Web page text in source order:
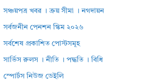
সঞ্চয়পত্র খবর । ক্রয় সীমা । নগদায়ন
সর্বজনীন পেনশন স্কিম ২০২৬
সর্বশেষ প্রকাশিত পোস্টসমূহ
সার্ভিস রুলস । নীতি । পদ্ধতি । বিধি
স্পোর্টস নিউজ ডেইলি